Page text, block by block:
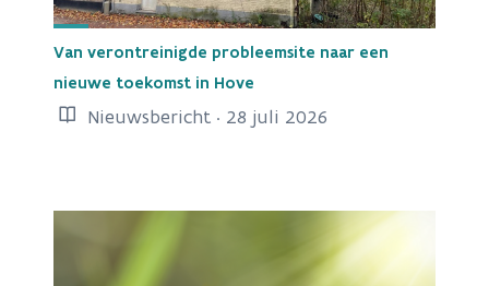
Van verontreinigde probleemsite naar een
nieuwe toekomst in Hove
Nieuwsbericht · 28 juli 2026